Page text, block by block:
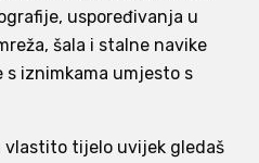
uspoređivanja u
šala i stalne navike
s iznimkama umjesto s
vlastito tijelo uvijek gledaš